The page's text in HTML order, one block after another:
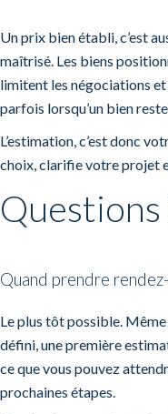
Un prix bien établi, c’est
maîtrisé. Les biens
limitent les négociations
parfois lorsqu’un bien
L’estimation, c’est donc
choix, clarifie votre projet
Quand prendre
Le plus tôt possible.
défini, une première
ce que vous pouvez
prochaines étapes.